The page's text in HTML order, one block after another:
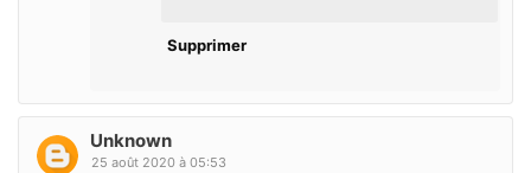
Supprimer
Unknown
25 août 2020 à 05:53